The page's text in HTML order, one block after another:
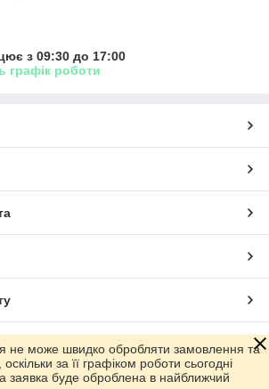
з 09:30 до 17:00
графік роботи
Prom.ua
не може швидко обробляти замовлення та
за її графіком роботи сьогодні
заявка буде оброблена в найближчий